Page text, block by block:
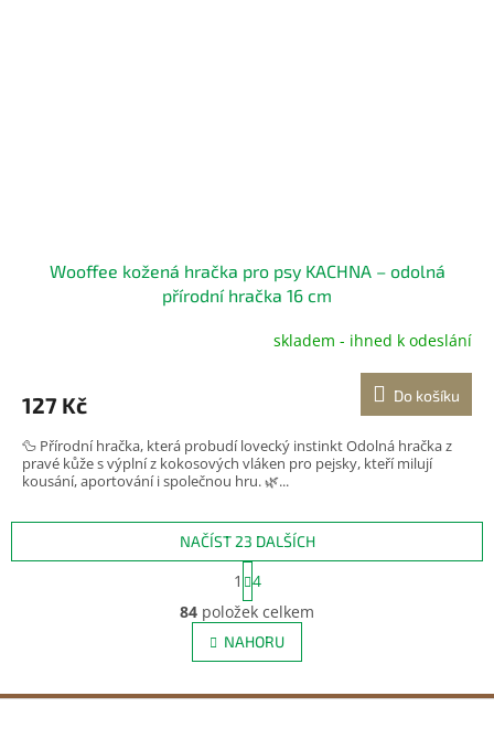
Wooffee kožená hračka pro psy KACHNA – odolná
přírodní hračka 16 cm
skladem - ihned k odeslání
127 Kč Do košíku
🦆 Přírodní hračka, která probudí lovecký instinkt Odolná hračka z
pravé kůže s výplní z kokosových vláken pro pejsky, kteří milují
kousání, aportování i společnou hru. 🌿...
O
v
l
á
a
NAČÍST 23 DALŠÍCH
S
t
r
á
n
k
v
1
4
84 položek celkem
NAHORU